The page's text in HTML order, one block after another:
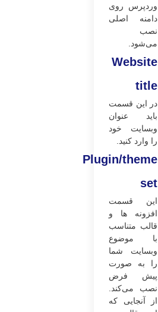
وردپرس روی
دامنه اصلی
نصب
می‌شود.
Website
title
در این قسمت
باید عنوان
وبسایت خود
را وارد کنید.
Plugin/theme
set
این قسمت
افزونه ها و
قالب متناسب
با موضوع
وبسایت شما
را به صورت
پیش فرض
نصب می‌کند.
از آنجایی که